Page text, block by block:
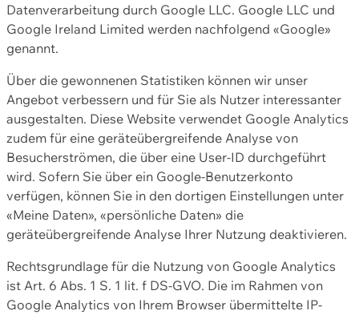
Datenverarbeitung durch Google LLC. Google LLC und
Google Ireland Limited werden nachfolgend «Google»
genannt.
Über die gewonnenen Statistiken können wir unser
Angebot verbessern und für Sie als Nutzer interessanter
ausgestalten. Diese Website verwendet Google Analytics
zudem für eine geräteübergreifende Analyse von
Besucherströmen, die über eine User-ID durchgeführt
wird. Sofern Sie über ein Google-Benutzerkonto
verfügen, können Sie in den dortigen Einstellungen unter
«Meine Daten», «persönliche Daten» die
geräteübergreifende Analyse Ihrer Nutzung deaktivieren.
Rechtsgrundlage für die Nutzung von Google Analytics
ist Art. 6 Abs. 1 S. 1 lit. f DS-GVO. Die im Rahmen von
Google Analytics von Ihrem Browser übermittelte IP-